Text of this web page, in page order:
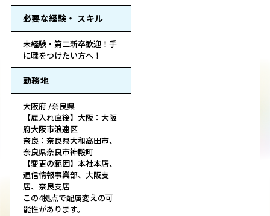
必要な経験・ スキル
未経験・第二新卒歓迎！手
に職をつけたい方へ！
勤務地
大阪府 /奈良県
【雇入れ直後】大阪：大阪
府大阪市浪速区
奈良：奈良県大和高田市、
奈良県奈良市神殿町
【変更の範囲】本社本店、
通信情報事業部、大阪支
店、奈良支店
この4拠点で配属変えの可
能性があります。